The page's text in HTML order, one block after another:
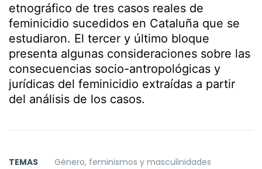
etnográfico de tres casos reales de
feminicidio sucedidos en Cataluña que se
estudiaron. El tercer y último bloque
presenta algunas consideraciones sobre las
consecuencias socio-antropológicas y
jurídicas del feminicidio extraídas a partir
del análisis de los casos.
TEMAS Género, feminismos y masculinidades